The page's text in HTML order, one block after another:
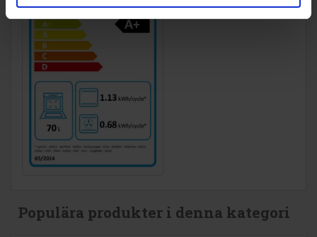
Populära produkter i denna kategori